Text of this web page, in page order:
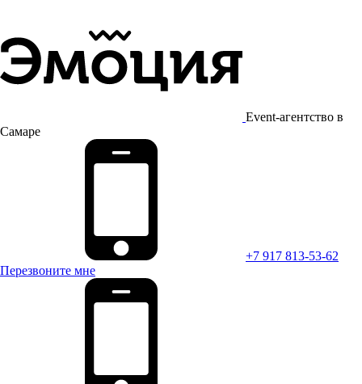
Event-агентство в
Самаре
+7 917 813-53-62
Перезвоните мне